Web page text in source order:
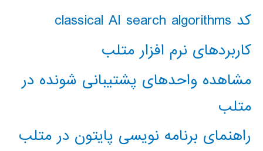
کد classical AI search algorithms
کاربردهای نرم افزار متلب
مشاهده واحدهای پشتیبانی شونده در
متلب
راهنمای برنامه نویسی پایتون در متلب